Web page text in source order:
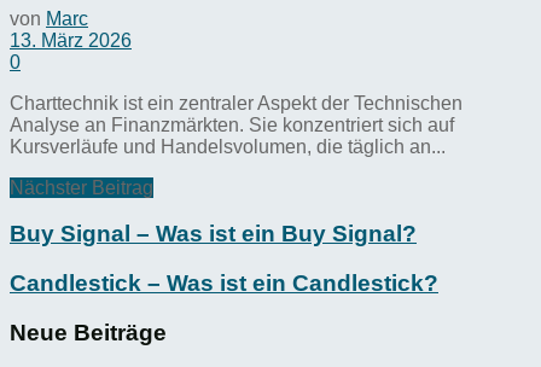
von Marc
13. März 2026
0
Charttechnik ist ein zentraler Aspekt der Technischen
Analyse an Finanzmärkten. Sie konzentriert sich auf
Kursverläufe und Handelsvolumen, die täglich an...
Nächster Beitrag
Buy Signal – Was ist ein Buy Signal?
Candlestick – Was ist ein Candlestick?
Neue Beiträge